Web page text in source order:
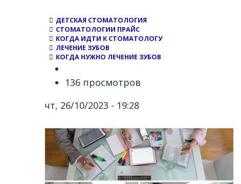
ДЕТСКАЯ СТОМАТОЛОГИЯ
СТОМАТОЛОГИИ ПРАЙС
КОГДА ИДТИ К СТОМАТОЛОГУ
ЛЕЧЕНИЕ ЗУБОВ
КОГДА НУЖНО ЛЕЧЕНИЕ ЗУБОВ
136 просмотров
чт, 26/10/2023 - 19:28